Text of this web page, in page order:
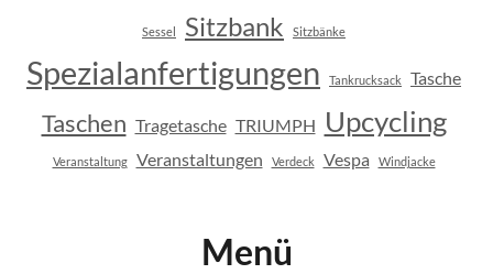
Sessel Sitzbank Sitzbänke
Spezialanfertigungen Tankrucksack Tasche
Taschen Tragetasche TRIUMPH Upcycling
Veranstaltung Veranstaltungen Verdeck Vespa Windjacke
Menü